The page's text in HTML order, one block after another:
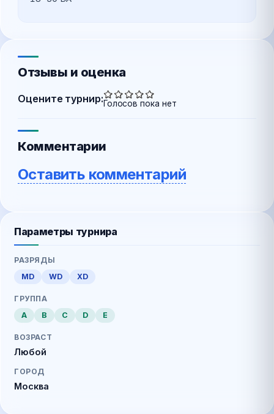
Отзывы и оценка
Оцените турнир:Голосов пока нет
Комментарии
Оставить комментарий
Параметры турнира
РАЗРЯДЫ
MD
WD XD
ГРУППА
A
B C D E
ВОЗРАСТ
Любой
ГОРОД
Москва